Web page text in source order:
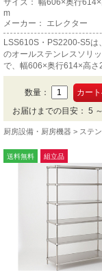
m
メーカー： エレクター
LSS610S・PS2200-S5は
のオールステンレスソリ
で、幅606×奥行614×高さ
段です。
数量：
お届けまでの目安： 5
厨房設備・厨房機器 ステ
送料無料 組立品